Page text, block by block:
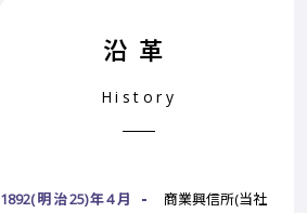
沿革
History
1892(明治25)年4月
商業興信所(当社